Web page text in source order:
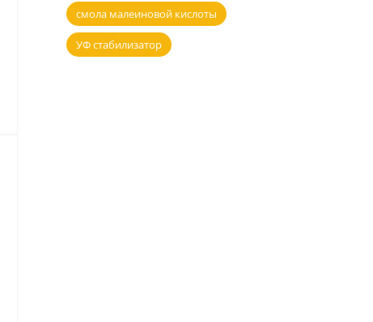
смола малеиновой кислоты
УФ стабилизатор